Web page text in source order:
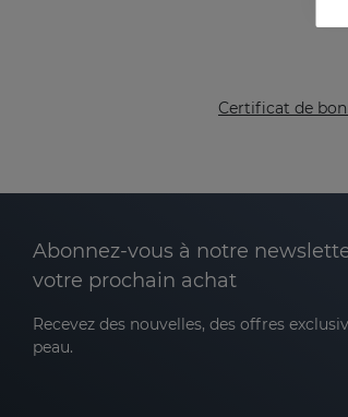
Certificat de
Abonnez-vous à notre
votre prochain achat
Recevez des nouvelles, des offres
peau.